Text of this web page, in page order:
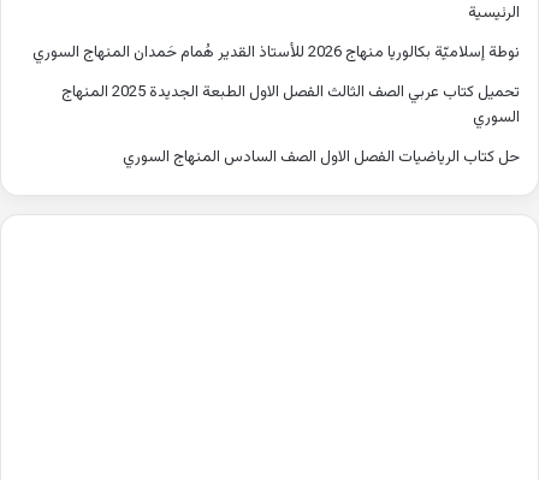
الرئيسية
نوطة إسلاميّة بكالوريا منهاج 2026 للأستاذ القدير هُمام حَمدان المنهاج السوري
تحميل كتاب عربي الصف الثالث الفصل الاول الطبعة الجديدة 2025 المنهاج
السوري
حل كتاب الرياضيات الفصل الاول الصف السادس المنهاج السوري